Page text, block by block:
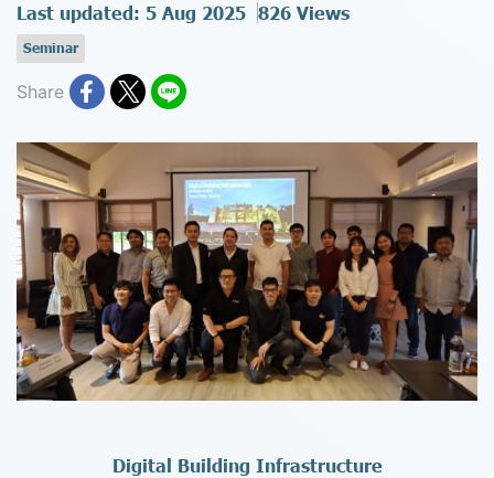
Last updated: 5 Aug 2025 826 Views
Seminar
Share
Digital Building Infrastructure